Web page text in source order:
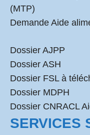
(MTP)
Demande Aide
Dossier AJPP
Dossier ASH
Dossier FSL à
Dossier MDPH
Dossier CNRACL
SERVICES